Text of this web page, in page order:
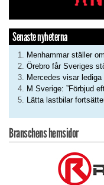
Senaste nyheterna
Menhammar ställer
Örebro får Sveriges
Mercedes visar
M Sverige: ”Förbjud
Lätta lastbilar
Branschens hemsidor